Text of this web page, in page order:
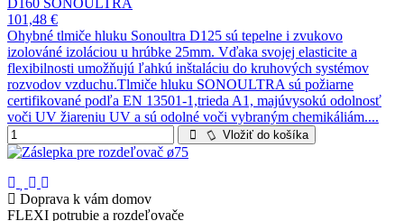
101,48 €
Ohybné tlmiče hluku Sonoultra D125 sú tepelne i zvukovo
izolováné izoláciou u hrúbke 25mm. Vďaka svojej elasticite a
flexibilnosti umožňujú ľahkú inštaláciu do kruhových systémov
rozvodov vzduchu.Tlmiče hluku SONOULTRA sú požiarne
certifikované podľa EN 13501-1,trieda A1, majúvysokú odolnosť
voči UV žiareniu UV a sú odolné voči vybraným chemikáliám....
Vložiť do košíka
Doprava k vám domov
FLEXI potrubie a rozdeľovače